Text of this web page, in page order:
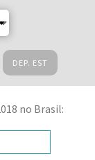
DEP. EST
no Brasil: